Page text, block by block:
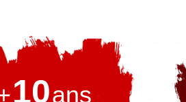
10ans